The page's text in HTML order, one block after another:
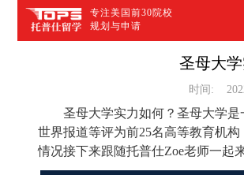
专注美国前30院校
规划与申请
圣母大
时间:
圣母大学实力如何？圣母大学
世界报道等评为前25名高等教育机
情况接下来跟随托普仕Zoe老师一起